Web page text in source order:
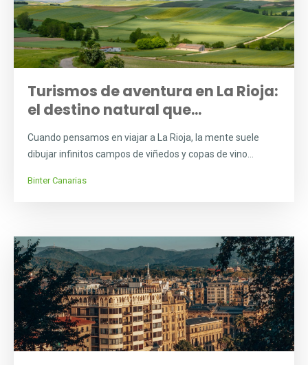
Turismos de aventura en La Rioja:
el destino natural que...
Cuando pensamos en viajar a La Rioja, la mente suele
dibujar infinitos campos de viñedos y copas de vino...
Binter Canarias